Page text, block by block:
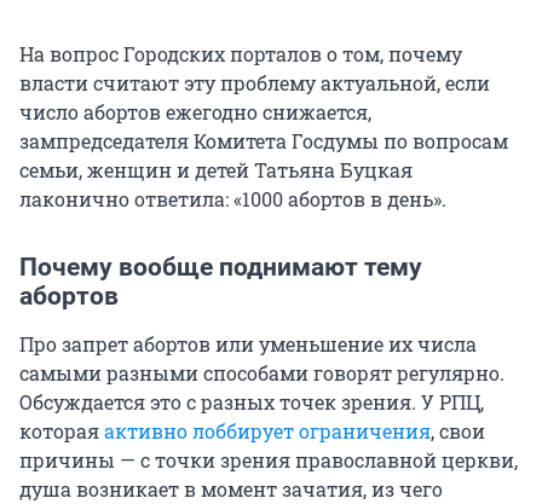
На вопрос Городских порталов о том, почему
власти считают эту проблему актуальной, если
число абортов ежегодно снижается,
зампредседателя Комитета Госдумы по вопросам
семьи, женщин и детей Татьяна Буцкая
лаконично ответила: «1000 абортов в день».
Почему вообще поднимают тему
абортов
Про запрет абортов или уменьшение их числа
самыми разными способами говорят регулярно.
Обсуждается это с разных точек зрения. У РПЦ,
котораяактивно лоббирует ограничения, свои
причины — с точки зрения православной церкви,
душа возникает в момент зачатия, из чего